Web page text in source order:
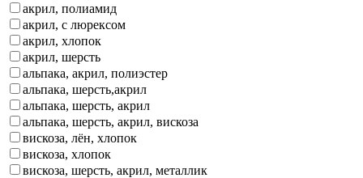
акрил, полиамид
акрил, с люрексом
акрил, хлопок
акрил, шерсть
альпака, акрил, полиэстер
альпака, шерсть,акрил
альпака, шерсть, акрил
альпака, шерсть, акрил, вискоза
вискоза, лён, хлопок
вискоза, хлопок
вискоза, шерсть, акрил, металлик